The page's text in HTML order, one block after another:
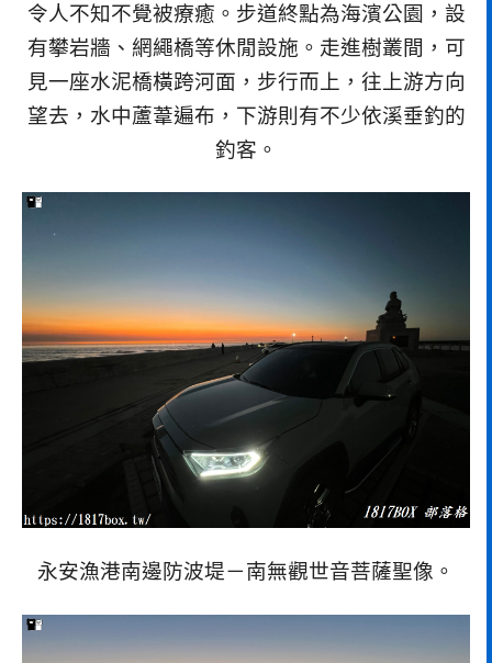
令人不知不覺被療癒。步道終點為海濱公園，設
有攀岩牆、網繩橋等休閒設施。走進樹叢間，可
見一座水泥橋橫跨河面，步行而上，往上游方向
望去，水中蘆葦遍布，下游則有不少依溪垂釣的
釣客。
永安漁港南邊防波堤－南無觀世音菩薩聖像。